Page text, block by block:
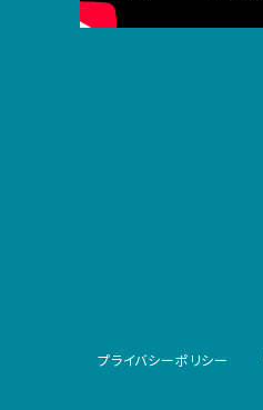
プライバシーポリシー